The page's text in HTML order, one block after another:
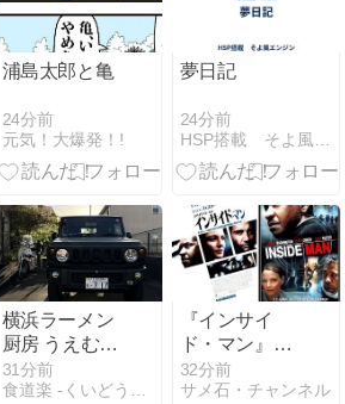
浦島太郎と亀
24分前
元気！大爆発！!
夢日記
24分前
横浜ラーメン
厨房 うえむら
や〜仕事帰り
☀️約８年ぶり
31分前
『インサイ
ド・マン』三
度、見たら納
得するのか？
32分前
サメ石・チャンネル